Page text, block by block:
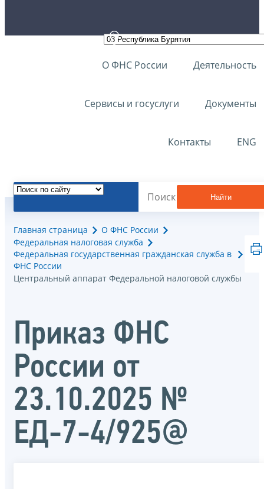
О ФНС России Деятельность
Сервисы и госуслуги Документы
Контакты ENG
Найти
Главная страница
О ФНС России
Федеральная налоговая служба
Федеральная государственная гражданская служба в
ФНС России
Центральный аппарат Федеральной налоговой службы
Приказ ФНС
России от
23.10.2025 №
ЕД-7-4/925@